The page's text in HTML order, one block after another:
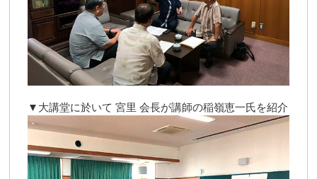
▼大講堂に於いて 宮里 会長が講師の稲嶺恵一氏を紹介